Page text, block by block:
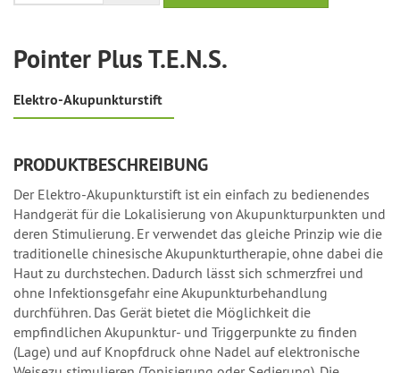
Pointer Plus T.E.N.S.
Elektro-Akupunkturstift
PRODUKTBESCHREIBUNG
Der Elektro-Akupunkturstift ist ein einfach zu bedienendes
Handgerät für die Lokalisierung von Akupunkturpunkten und
deren Stimulierung. Er verwendet das gleiche Prinzip wie die
traditionelle chinesische Akupunkturtherapie, ohne dabei die
Haut zu durchstechen. Dadurch lässt sich schmerzfrei und
ohne Infektionsgefahr eine Akupunkturbehandlung
durchführen. Das Gerät bietet die Möglichkeit die
empfindlichen Akupunktur- und Triggerpunkte zu finden
(Lage) und auf Knopfdruck ohne Nadel auf elektronische